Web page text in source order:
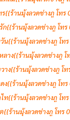
{{ร้านมุ้งลวดช่างภู โทร
ก{{ร้านมุ้งลวดช่างภู โท
น{{ร้านมุ้งลวดช่างภู โท
ลาง{{ร้านมุ้งลวดช่างภู
าง{{ร้านมุ้งลวดช่างภู โ
ง{{ร้านมุ้งลวดช่างภู โท
ท{{ร้านมุ้งลวดช่างภู โท
{{ร้านมุ้งลวดช่างภู โทร